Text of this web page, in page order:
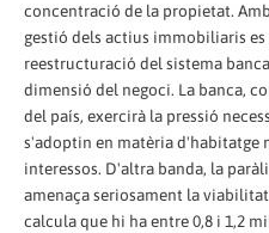
concentració de la propietat.
gestió dels actius immobiliaris
reestructuració del sistema
dimensió del negoci. La banca,
del país, exercirà la pressió
s'adoptin en matèria d'habitatge
interessos. D'altra banda, la
amenaça seriosament la
calcula que hi ha entre 0,8 i 1,2